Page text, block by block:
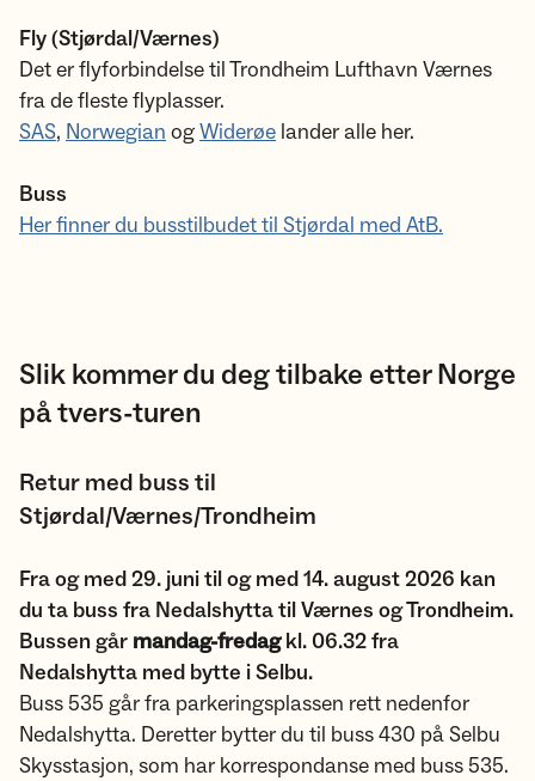
Fly (Stjørdal/Værnes)
Det er flyforbindelse til Trondheim Lufthavn Værnes
fra de fleste flyplasser.
SAS, Norwegian ogWiderøe lander alle her.
Buss
Her finner du busstilbudet til Stjørdal med AtB.
Slik kommer du deg tilbake etter Norge
på tvers-turen
Retur med buss til
Stjørdal/Værnes/Trondheim
Fra og med 29. juni til og med 14. august 2026 kan
du ta buss fra Nedalshytta til Værnes og Trondheim.
Bussen går mandag-fredagkl. 06.32 fra
Nedalshytta med bytte i Selbu.
Buss 535 går fra parkeringsplassen rett nedenfor
Nedalshytta. Deretter bytter du til buss 430 på Selbu
Skysstasjon, som har korrespondanse med buss 535.